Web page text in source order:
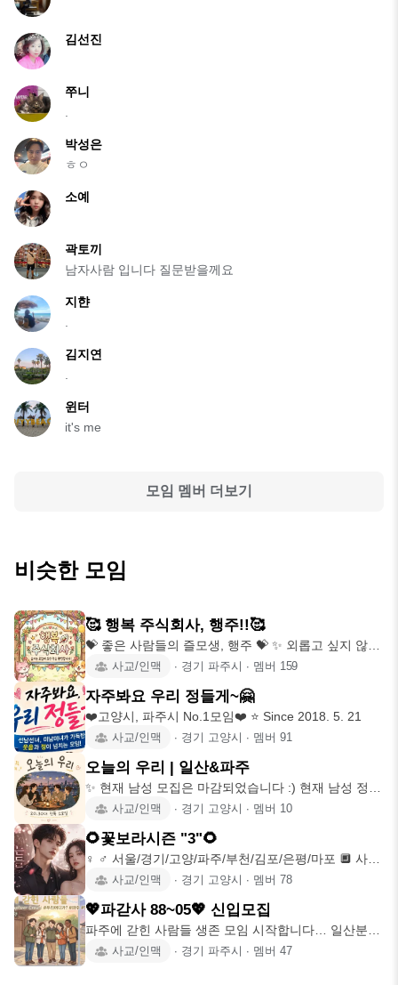
김선진
쭈니
박성은
ㅎㅇ
소예
곽토끼
남자사람 입니다 질문받을께요
지햔
김지연
윈터
it's me
모임 멤버 더보기
비슷한 모임
🥰 행복 주식회사, 행주!!🥰
💝 좋은 사람들의 즐모생, 행주 💝 ✨️ 외롭고 싶지 않은
날 ✨️ 심사교/인맥 ∙ 경기 파주시 ∙ 멤버 159
자주봐요 우리 정들게~🤗
❤️고양시, 파주시 No.1모임❤️ ⭐️ Since 2018. 5. 21
사교/인맥 ∙ 경기 고양시 ∙ 멤버 91
오늘의 우리 | 일산&파주
✨ 현재 남성 모집은 마감되었습니다 :) 현재 남성 정원
은 마감되어,
사교/인맥 ∙ 경기 고양시 ∙ 멤버 10
🌻꽃보라시즌 "3"🌻
♀️ ♂️ 서울/경기/고양/파주/부천/김포/은평/마포 🔲 사교/
운동/취사교/인맥 ∙ 경기 고양시 ∙ 멤버 78
💖파갇사 88~05💖 신입모집
파주에 갇힌 사람들 생존 모임 시작합니다… 일산분들
도 환영해요✨ 💕8
사교/인맥 ∙ 경기 파주시 ∙ 멤버 47